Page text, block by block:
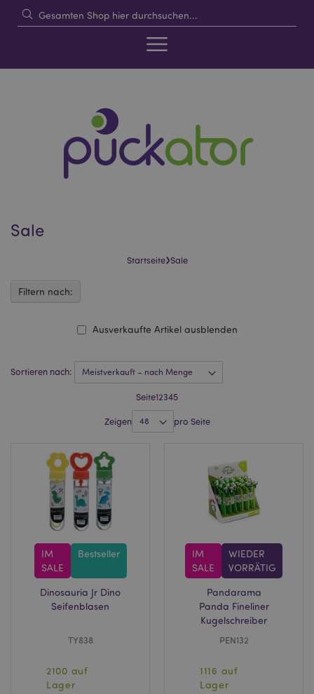
Sale
Startseite›Sale
Sortieren nach:
Seite12345
Zeigen pro Seite
IM
SALE
Bestseller
Dinosauria Jr Dino
Seifenblasen
TY838
2100 auf
Lager
IM
SALE
WIEDER
VORRÄTIG
Pandarama
Panda Fineliner
Kugelschreiber
PEN132
1116 auf
Lager
Ausverkaufte Artikel ausblenden
Filtern nach: